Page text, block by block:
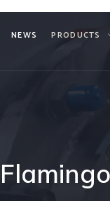
NEWS PRODUCTS